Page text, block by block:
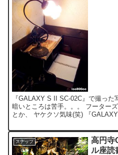
『GALAXY S II SC-02C』で撮った
暗いところは苦手。。。 フーター
とか、 ヤケクソ気味(笑) 『
スナップ
高円寺
ル座読